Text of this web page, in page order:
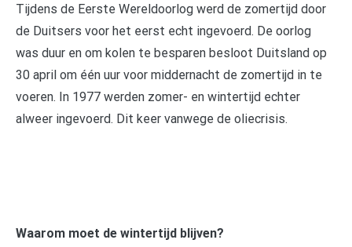
Tijdens de Eerste Wereldoorlog werd de zomertijd door
de Duitsers voor het eerst echt ingevoerd. De oorlog
was duur en om kolen te besparen besloot Duitsland op
30 april om één uur voor middernacht de zomertijd in te
voeren. In 1977 werden zomer- en wintertijd echter
alweer ingevoerd. Dit keer vanwege de oliecrisis.
Waarom moet de wintertijd blijven?